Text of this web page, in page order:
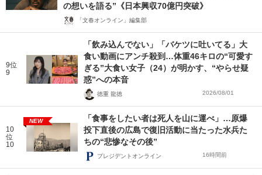
の想いを語る”《日本興収70億円突破》
「文春オンライン」編集部
9位
9
「飲み込んでない」「バケツに吐いてる」大
食い動画にアンチ殺到…体重46キロの“可愛す
ぎる”大食い女子（24）が明かす、“やらせ疑
惑”への本音
徳重 龍徳 2026/08/01
10
位
10
NEW
「食事をしたい者は死人を山に運べ」…原爆
投下直後の広島で復旧活動に当たった水兵た
ちの“悲惨なその後”
プレジデントオンライン 16時間前